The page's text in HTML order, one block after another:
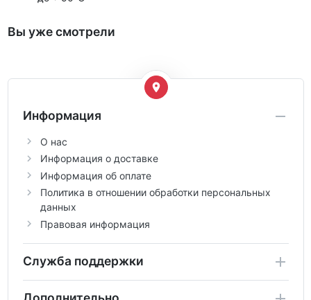
Вы уже смотрели
Информация
О нас
Информация о доставке
Информация об оплате
Политика в отношении обработки персональных
данных
Правовая информация
Служба поддержки